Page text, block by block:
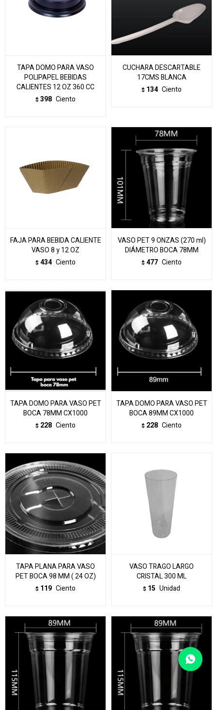
TAPA DOMO PARA VASO
POLIPAPEL BEBIDAS
CALIENTES 12 OZ 360 CC
$ 398 Ciento
CUCHARA DESCARTABLE
17CMS BLANCA
$ 134 Ciento
FAJA PARA BEBIDA CALIENTE
VASO 8 y 12 OZ
$ 434 Ciento
VASO PET 9 ONZAS (270 ml)
DIÁMETRO BOCA 78MM
$ 477 Ciento
TAPA DOMO PARA VASO PET
BOCA 78MM CX1000
$ 228 Ciento
TAPA DOMO PARA VASO PET
BOCA 89MM CX1000
$ 228 Ciento
TAPA PLANA PARA VASO
PET BOCA 98 MM ( 24 OZ)
$ 119 Ciento
VASO TRAGO LARGO
CRISTAL 300 ML
$ 15 Unidad